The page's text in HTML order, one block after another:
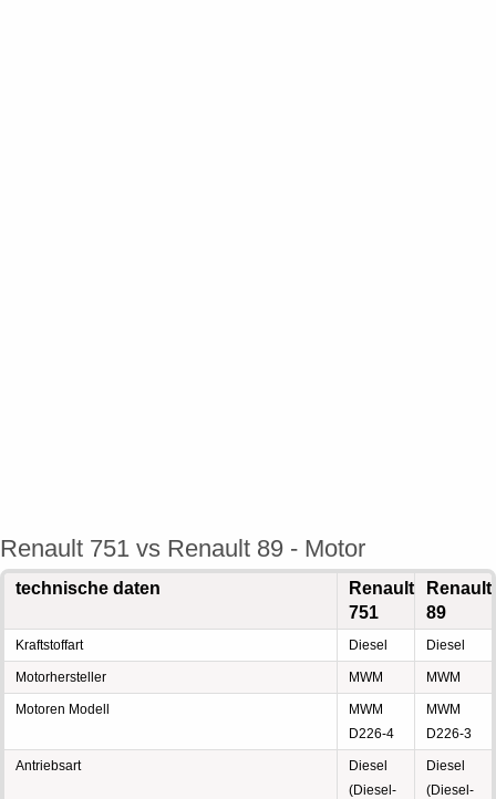
Renault 751 vs Renault 89 - Motor
technische daten
Renault
751
Renault
89
Kraftstoffart Diesel Diesel
Motorhersteller MWM MWM
Motoren Modell
MWM
D226-4
MWM
D226-3
Antriebsart
Diesel
(Diesel-
Diesel
(Diesel-